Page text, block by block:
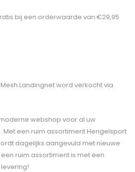
bij een orderwaarde van €29,95
Landingnetword verkocht via
webshop voor al uw
een ruim assortiment Hengelsport
dagelijks aangevuld met nieuwe
ruim assortiment is met een